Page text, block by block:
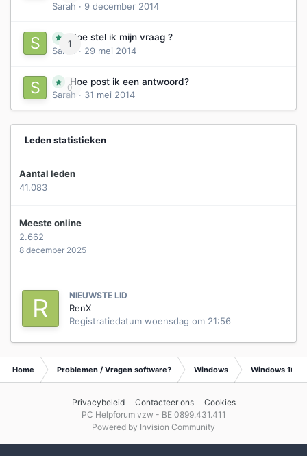
Sarah · 9 december 2014
1
Hoe stel ik mijn vraag ?
Sarah
· 29 mei 2014
0
Hoe post ik een antwoord?
Sarah · 31 mei 2014
Leden statistieken
Aantal leden
41.083
Meeste online
2.662
8 december 2025
NIEUWSTE LID
RenX
Registratiedatum woensdag om 21:56
Home Problemen / Vragen software? Windows Windows 10
Privacybeleid Contacteer ons
Cookies
PC Helpforum vzw - BE 0899.431.411
Powered by Invision Community